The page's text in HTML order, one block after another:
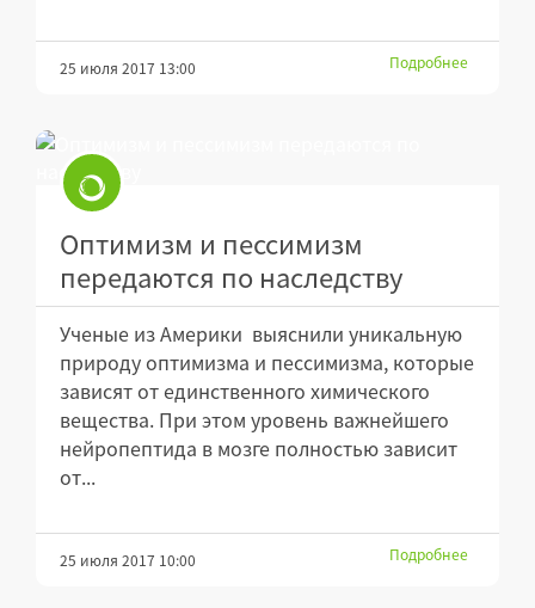
25 июля 2017 13:00 Подробнее
Оптимизм и пессимизм
передаются по наследству
Ученые из Америки выяснили уникальную
природу оптимизма и пессимизма, которые
зависят от единственного химического
вещества. При этом уровень важнейшего
нейропептида в мозге полностью зависит
от...
25 июля 2017 10:00 Подробнее